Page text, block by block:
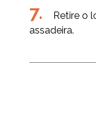
Retire o
assadeira.